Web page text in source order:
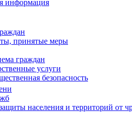
информация
принятые меры
граждан
услуги
безопасность
населения и территорий от